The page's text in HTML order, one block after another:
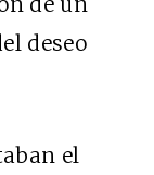
deseo
el